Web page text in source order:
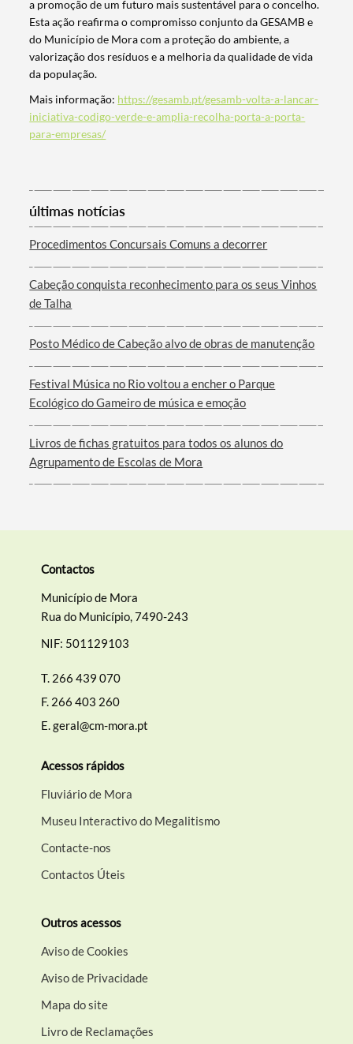
Categorias gerais
a promoção de um futuro mais sustentável para o concelho.
Esta ação reafirma o compromisso conjunto da GESAMB e
do Município de Mora com a proteção do ambiente, a
valorização dos resíduos e a melhoria da qualidade de vida
da população.
Mais informação: https://gesamb.pt/gesamb-volta-a-lancar-
iniciativa-codigo-verde-e-amplia-recolha-porta-a-porta-
para-empresas/
últimas notícias
Procedimentos Concursais Comuns a decorrer
Cabeção conquista reconhecimento para os seus Vinhos
de Talha
Posto Médico de Cabeção alvo de obras de manutenção
Festival Música no Rio voltou a encher o Parque
Ecológico do Gameiro de música e emoção
Livros de fichas gratuitos para todos os alunos do
Agrupamento de Escolas de Mora
Contactos
Município de Mora
Rua do Município, 7490-243
NIF: 501129103
T. 266 439 070
F. 266 403 260
E.geral@cm-mora.pt
Acessos rápidos
Fluviário de Mora
Museu Interactivo do Megalitismo
Contacte-nos
Contactos Úteis
Outros acessos
Aviso de Cookies
Aviso de Privacidade
Mapa do site
Livro de Reclamações